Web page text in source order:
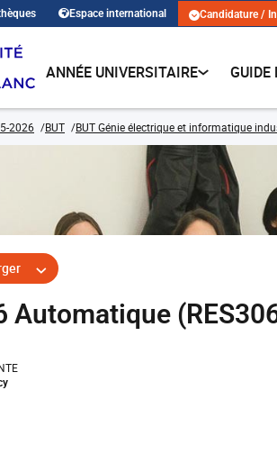
Espace international Candidature /
ANNÉE UNIVERSITAIRE GUIDE
2026 BUT BUT Génie électrique et informatique
Automatique